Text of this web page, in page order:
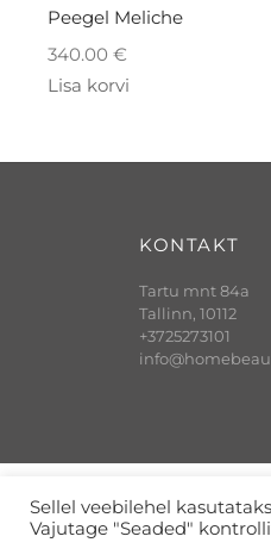
Peegel Meliche
340.00€
Lisa korvi
KONTAKT
Tartu mnt 84a
Tallinn, 10112
+3725273101
Sellel veebilehel
Vajutage "Seaded"